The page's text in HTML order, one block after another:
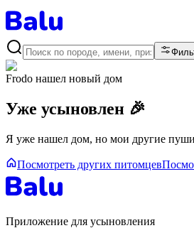
Frodo нашел новый дом
Уже усыновлен 🎉
Я уже нашел дом, но мои другие
Посмотреть других питомцев
Приложение для усыновления